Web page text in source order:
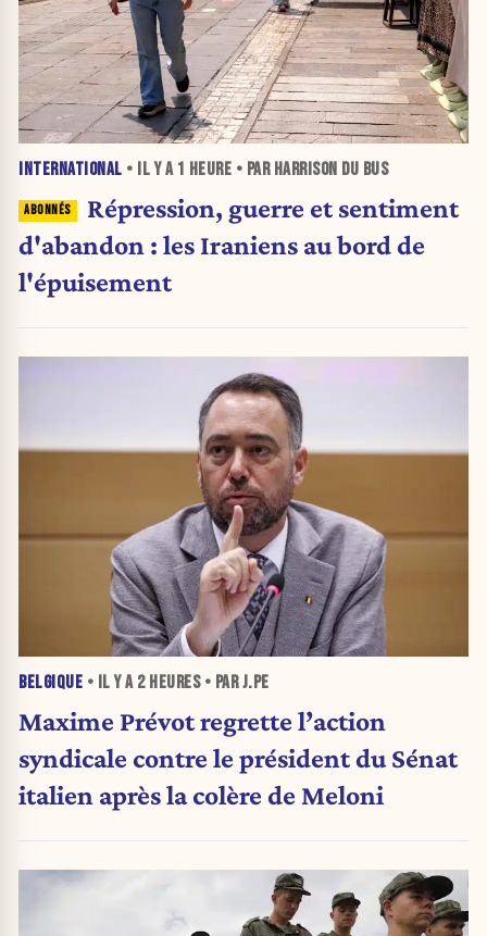
INTERNATIONAL • IL Y A 1 HEURE • PAR HARRISON DU BUS
Répression, guerre et sentiment
d'abandon : les Iraniens au bord de
l'épuisement
BELGIQUE • IL Y A 2 HEURES• PAR J.PE
Maxime Prévot regrette l’action
syndicale contre le président du Sénat
italien après la colère de Meloni